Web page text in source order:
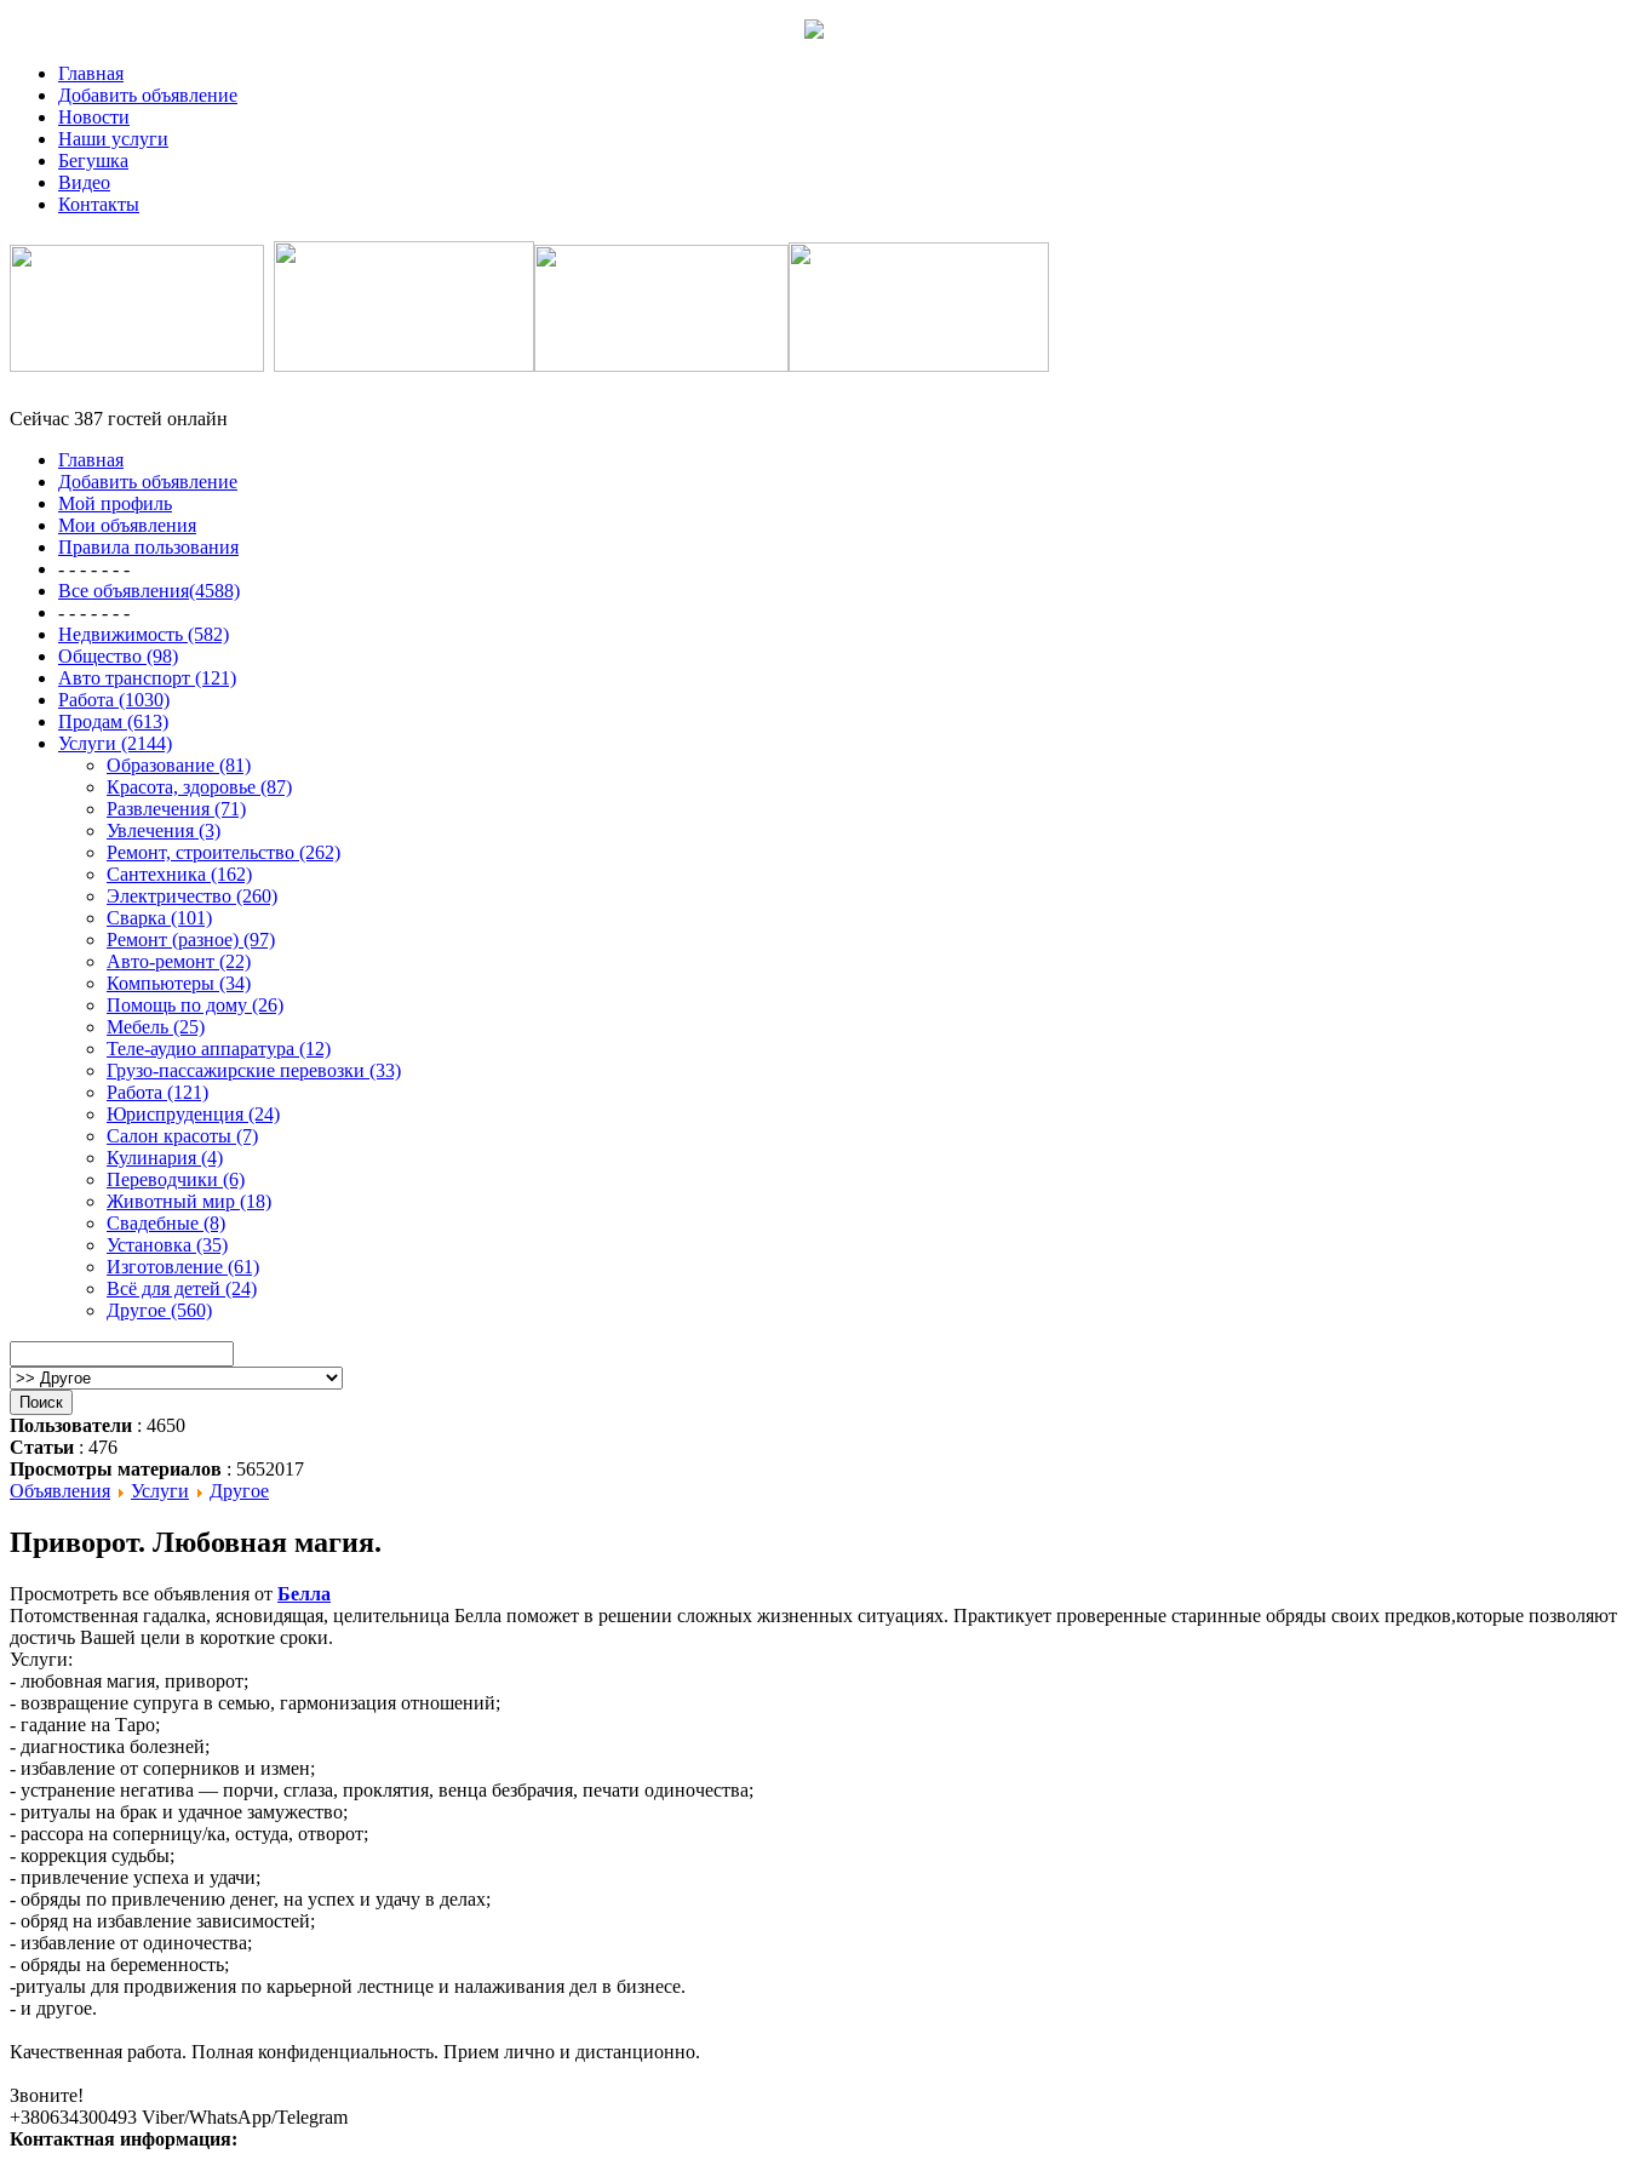
Главная
Добавить объявление
Новости
Наши услуги
Бегушка
Видео
Контакты
Сейчас 387 гостей онлайн
Главная
Добавить объявление
Мой профиль
Мои объявления
Правила пользования
- - - - - - -
Все объявления(4588)
- - - - - - -
Недвижимость (582)
Общество (98)
Авто транспорт (121)
Работа (1030)
Продам (613)
Услуги (2144)
Образование (81)
Красота, здоровье (87)
Развлечения (71)
Увлечения (3)
Ремонт, строительство (262)
Сантехника (162)
Электричество (260)
Сварка (101)
Ремонт (разное) (97)
Авто-ремонт (22)
Компьютеры (34)
Помощь по дому (26)
Мебель (25)
Теле-аудио аппаратура (12)
Грузо-пассажирские перевозки (33)
Работа (121)
Юриспруденция (24)
Салон красоты (7)
Кулинария (4)
Переводчики (6)
Животный мир (18)
Свадебные (8)
Установка (35)
Изготовление (61)
Всё для детей (24)
Другое (560)
Пользователи : 4650
Статьи : 476
Просмотры материалов : 5652017
Объявления
Услуги Другое
Приворот. Любовная магия.
Просмотреть все объявления от Белла
Потомственная гадалка, ясновидящая, целительница Белла поможет в решении сложных жизненных ситуациях. Практикует проверенные старинные обряды своих предков,которые позволяют
достичь Вашей цели в короткие сроки.
Услуги:
- любовная магия, приворот;
- возвращение супруга в семью, гармонизация отношений;
- гадание на Таро;
- диагностика болезней;
- избавление от соперников и измен;
- устранение негатива — порчи, сглаза, проклятия, венца безбрачия, печати одиночества;
- ритуалы на брак и удачное замужество;
- рассора на соперницу/ка, остуда, отворот;
- коррекция судьбы;
- привлечение успеха и удачи;
- обряды по привлечению денег, на успех и удачу в делах;
- обряд на избавление зависимостей;
- избавление от одиночества;
- обряды на беременность;
-ритуалы для продвижения по карьерной лестнице и налаживания дел в бизнесе.
- и другое.
Качественная работа. Полная конфиденциальность. Прием лично и дистанционно.
Звоните!
+380634300493 Viber/WhatsApp/Telegram
Контактная информация: